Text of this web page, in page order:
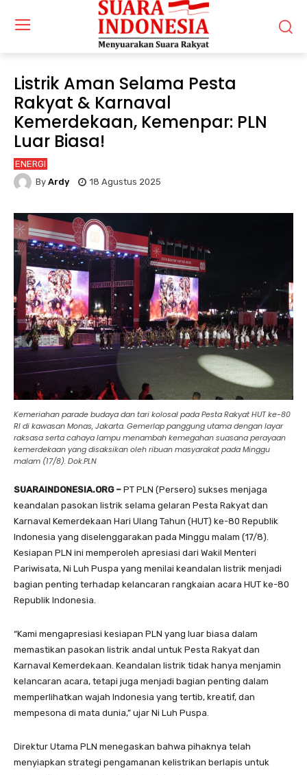
Listrik Aman Selama Pesta
Rakyat & Karnaval
Kemerdekaan, Kemenpar: PLN
Luar Biasa!
ENERGI
By Ardy 18 Agustus 2025
Kemeriahan parade budaya dan tari kolosal pada Pesta Rakyat HUT ke-80
RI di kawasan Monas, Jakarta. Gemerlap panggung utama dengan layar
raksasa serta cahaya lampu menambah kemegahan suasana perayaan
kemerdekaan yang disaksikan oleh ribuan masyarakat pada Minggu
malam (17/8). Dok.PLN
SUARAINDONESIA.ORG – PT PLN (Persero) sukses menjaga
keandalan pasokan listrik selama gelaran Pesta Rakyat dan
Karnaval Kemerdekaan Hari Ulang Tahun (HUT) ke-80 Republik
Indonesia yang diselenggarakan pada Minggu malam (17/8).
Kesiapan PLN ini memperoleh apresiasi dari Wakil Menteri
Pariwisata, Ni Luh Puspa yang menilai keandalan listrik menjadi
bagian penting terhadap kelancaran rangkaian acara HUT ke-80
Republik Indonesia.
“Kami mengapresiasi kesiapan PLN yang luar biasa dalam
memastikan pasokan listrik andal untuk Pesta Rakyat dan
Karnaval Kemerdekaan. Keandalan listrik tidak hanya menjamin
kelancaran acara, tetapi juga menjadi bagian penting dalam
memperlihatkan wajah Indonesia yang tertib, kreatif, dan
mempesona di mata dunia,” ujar Ni Luh Puspa.
Direktur Utama PLN menegaskan bahwa pihaknya telah
menyiapkan strategi pengamanan kelistrikan berlapis untuk